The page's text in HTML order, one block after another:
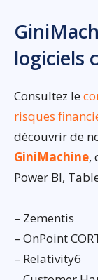
logiciels
Consultez le
risques
découvrir de
GiniMachine,
Power BI,
– Zementis
– OnPoint
– Relativity6